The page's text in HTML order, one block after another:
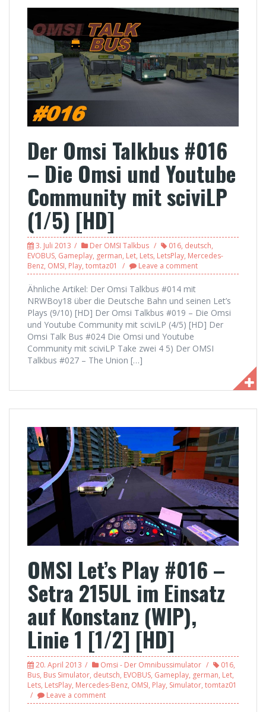
Der Omsi Talkbus #016
– Die Omsi und Youtube
Community mit sciviLP
(1/5) [HD]
3. Juli 2013 Der OMSI Talkbus 016, deutsch,
EVOBUS, Gameplay, german, Let, Lets, LetsPlay, Mercedes-
Benz, OMSI, Play, tomtaz01 Leave a comment
Ähnliche Artikel: Der Omsi Talkbus #014 mit
NRWBoy18 über die Deutsche Bahn und seinen Let’s
Plays (9/10) [HD] Der Omsi Talkbus #019 – Die Omsi
und Youtube Community mit sciviLP (4/5) [HD] Der
Omsi Talk Bus #024 Die Omsi und Youtube
Community mit sciviLP Take zwei 4 5) Der OMSI
Talkbus #027 – The Union […]
OMSI Let’s Play #016 –
Setra 215UL im Einsatz
auf Konstanz (WIP),
Linie 1 [1/2] [HD]
20. April 2013 Omsi - Der Omnibussimulator 016,
Bus, Bus Simulator, deutsch, EVOBUS, Gameplay, german, Let,
Lets, LetsPlay, Mercedes-Benz, OMSI, Play, Simulator, tomtaz01
Leave a comment